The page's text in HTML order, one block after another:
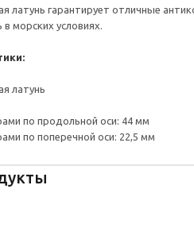
латунь гарантирует отличные
морских условиях.
латунь
по продольной оси: 44 мм
по поперечной оси: 22,5 мм